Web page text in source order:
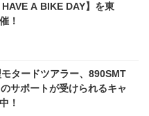
A BIKE DAY】を東
！
モタードツアラー、890SMT
サポートが受けられるキャ
！